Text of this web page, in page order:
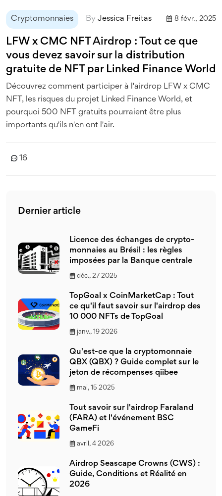
Cryptomonnaies By Jessica Freitas 8 févr., 2025
LFW x CMC NFT Airdrop : Tout ce que
vous devez savoir sur la distribution
gratuite de NFT par Linked Finance World
Découvrez comment participer à l'airdrop LFW x CMC
NFT, les risques du projet Linked Finance World, et
pourquoi 500 NFT gratuits pourraient être plus
importants qu'ils n'en ont l'air.
16
Dernier article
Licence des échanges de crypto-
monnaies au Brésil : les règles
imposées par la Banque centrale
déc., 27 2025
TopGoal x CoinMarketCap : Tout
ce qu'il faut savoir sur l'airdrop des
10 000 NFTs de TopGoal
janv., 19 2026
Qu'est-ce que la cryptomonnaie
QBX (QBX) ? Guide complet sur le
jeton de récompenses qiibee
mai, 15 2025
Tout savoir sur l'airdrop Faraland
(FARA) et l'événement BSC
GameFi
avril, 4 2026
Airdrop Seascape Crowns (CWS) :
Guide, Conditions et Réalité en
2026